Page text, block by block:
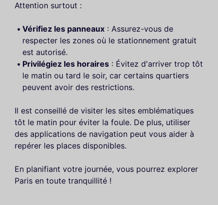
Attention surtout :
Vérifiez les panneaux : Assurez-vous de
respecter les zones où le stationnement gratuit
est autorisé.
Privilégiez les horaires : Évitez d'arriver trop tôt
le matin ou tard le soir, car certains quartiers
peuvent avoir des restrictions.
Il est conseillé de visiter les sites emblématiques
tôt le matin pour éviter la foule. De plus, utiliser
des applications de navigation peut vous aider à
repérer les places disponibles.
En planifiant votre journée, vous pourrez explorer
Paris en toute tranquillité !